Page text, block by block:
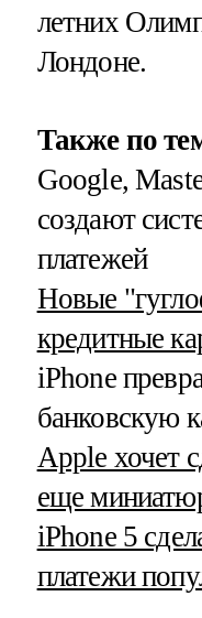
летних
Лондоне.
Также по
Google,
создают
платежей
Новые
кредитные
iPhone
банковскую
Apple хочет
еще
iPhone 5
платежи